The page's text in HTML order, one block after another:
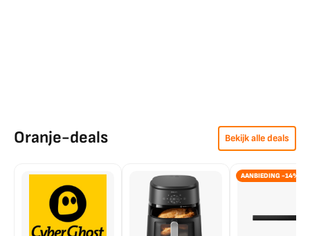
Oranje-deals Bekijk alle deals
AANBIEDING -14%